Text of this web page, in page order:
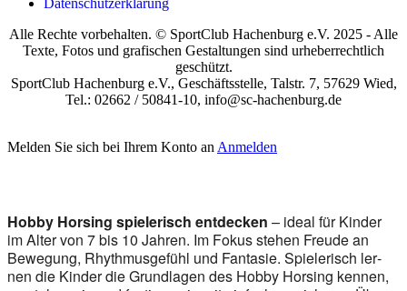
Daten­schutz­er­klä­rung
Alle Rechte vorbehalten. © SportClub Hachenburg e.V. 2025 - Alle
Texte, Fotos und grafischen Gestaltungen sind urheberrechtlich
geschützt.
SportClub Hachenburg e.V., Geschäftsstelle, Talstr. 7, 57629 Wied,
Tel.: 02662 / 50841-10, info@sc-hachenburg.de
Melden Sie sich bei Ihrem Konto an Anmelden
Hob­by Hor­sing spie­le­risch ent­de­cken – ide­al für Kin­der
im Alter von 7 bis 10 Jah­ren. Im Fokus ste­hen Freu­de an
Bewe­gung, Rhyth­mus­ge­fühl und Fan­ta­sie. Spie­le­risch ler­
nen die Kin­der die Grund­la­gen des Hob­by Hor­sing ken­nen,